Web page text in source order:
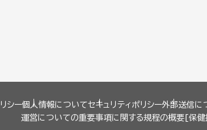
シー個人情報についてセキュリティポリシー外部送信に
運営についての重要事項に関する規程の概要[保健